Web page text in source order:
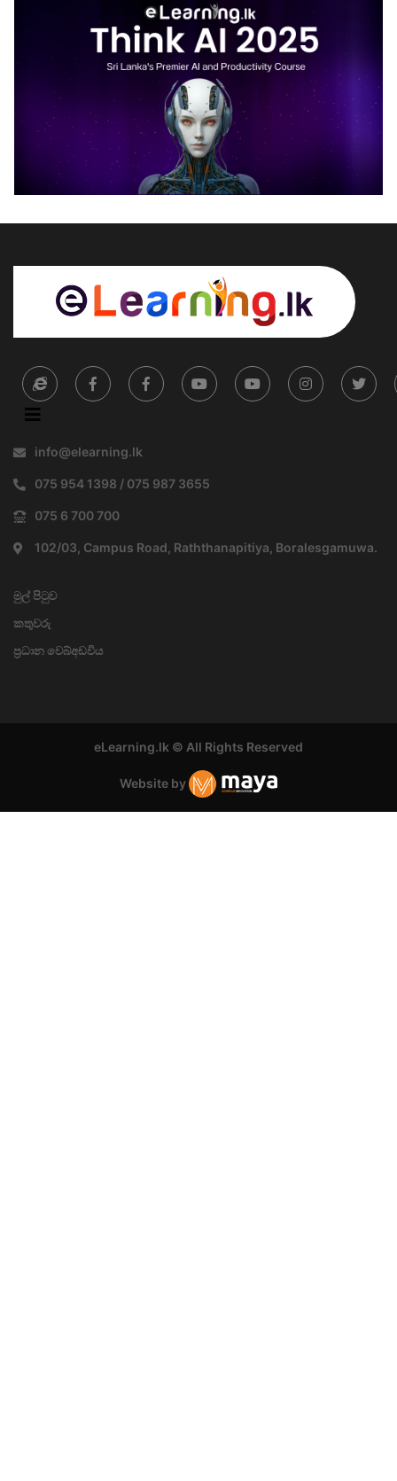
info@elearning.lk
075 954 1398 / 075 987 3655
075 6 700 700
102/03, Campus Road, Raththanapitiya, Boralesgamuwa.
මුල් පිටුව
කතුවරු
ප්‍රධාන වෙබ්අඩවිය
eLearning.lk © All Rights Reserved
Website by